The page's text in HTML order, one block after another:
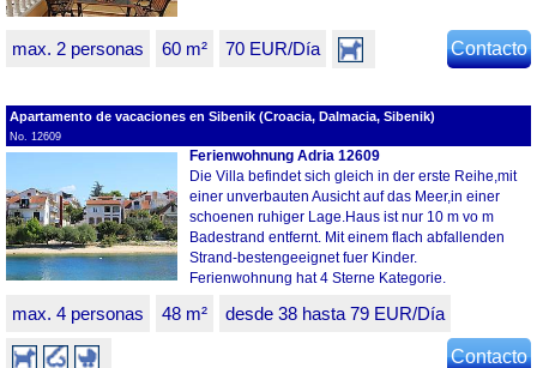
max. 2 personas 60 m² 70 EUR/Día Contacto
Apartamento de vacaciones en Sibenik (Croacia, Dalmacia, Sibenik)
No. 12609
Ferienwohnung Adria 12609
Die Villa befindet sich gleich in der erste Reihe,mit
einer unverbauten Ausicht auf das Meer,in einer
schoenen ruhiger Lage.Haus ist nur 10 m vo m
Badestrand entfernt. Mit einem flach abfallenden
Strand-bestengeeignet fuer Kinder.
Ferienwohnung hat 4 Sterne Kategorie.
max. 4 personas 48 m² desde 38 hasta 79 EUR/Día
Contacto